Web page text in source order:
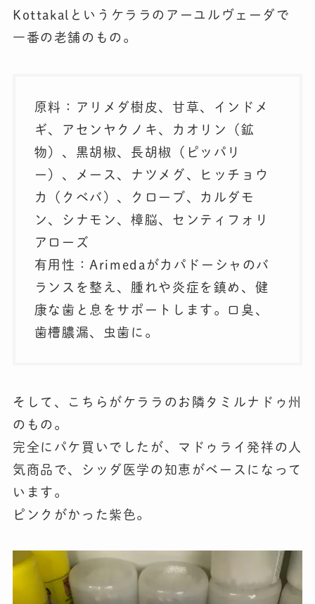
Kottakalというケララのアーユルヴェーダで
一番の老舗のもの。
原料：アリメダ樹皮、甘草、インドメ
ギ、アセンヤクノキ、カオリン（鉱
物）、黒胡椒、長胡椒（ピッパリ
ー）、メース、ナツメグ、ヒッチョウ
カ（クベバ）、クローブ、カルダモ
ン、シナモン、樟脳、センティフォリ
アローズ
有用性：Arimedaがカパドーシャのバ
ランスを整え、腫れや炎症を鎮め、健
康な歯と息をサポートします。口臭、
歯槽膿漏、虫歯に。
そして、こちらがケララのお隣タミルナドゥ州
のもの。
完全にパケ買いでしたが、マドゥライ発祥の人
気商品で、シッダ医学の知恵がベースになって
います。
ピンクがかった紫色。